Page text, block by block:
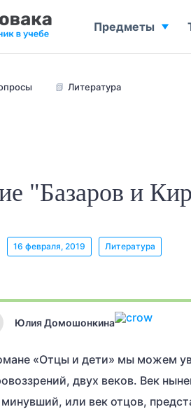
📗 Литература
"Базаров и
16 февраля, 2019 Литература
Юлия Домошонкина
«Отцы и дети» мы можем
двух веков. Век
минувший, или век отцов,
Предметы